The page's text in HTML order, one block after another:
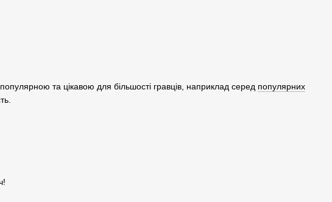
та цікавою для більшості гравців, наприклад серед популярних